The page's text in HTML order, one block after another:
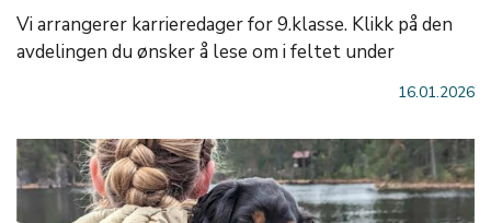
Vi arrangerer karrieredager for 9.klasse. Klikk på den
avdelingen du ønsker å lese om i feltet under
16.01.2026